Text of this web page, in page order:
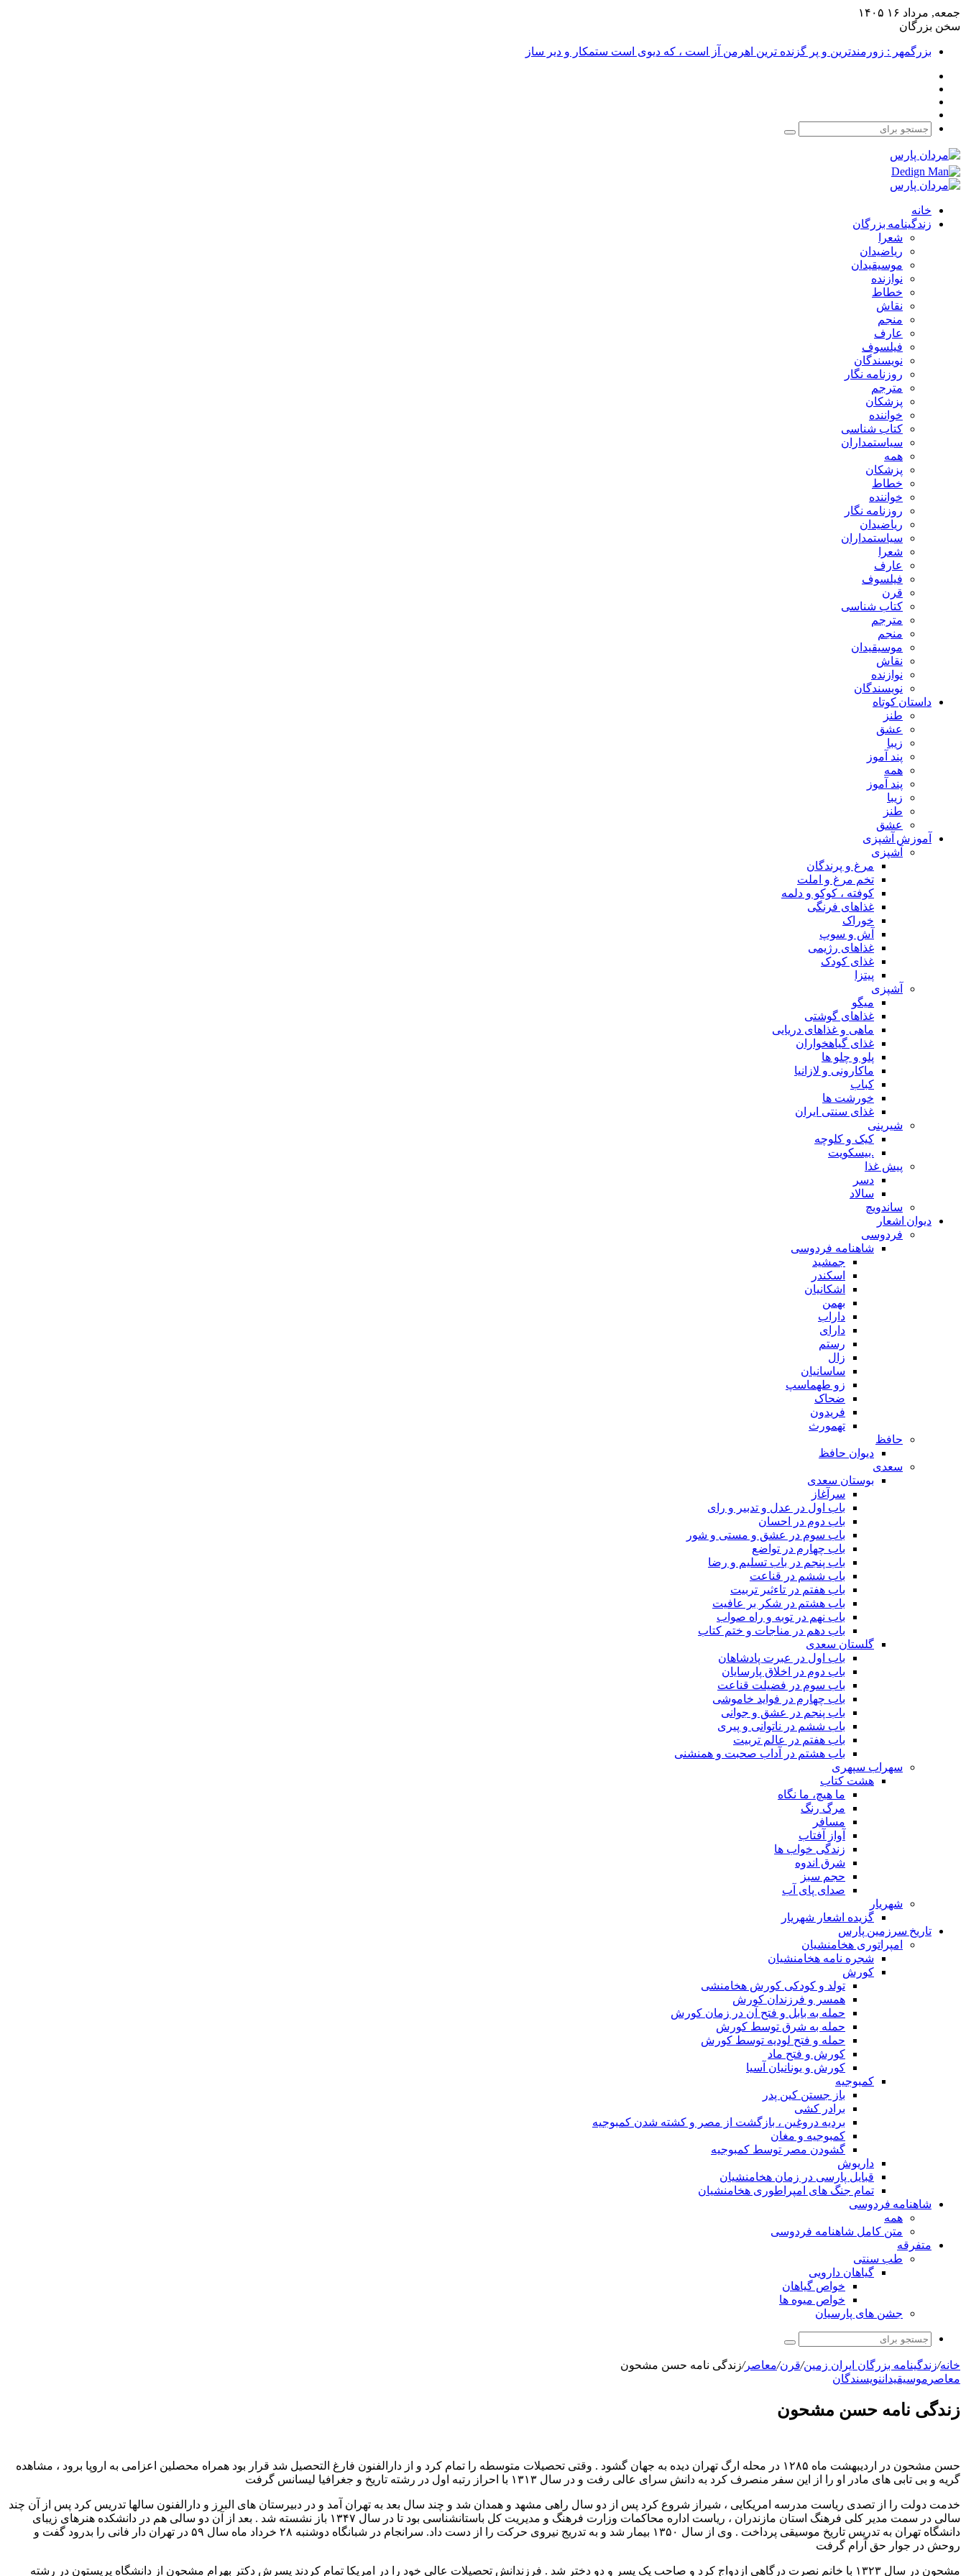
جمعه, مرداد ۱۶ ۱۴۰۵
سخن بزرگان
بزرگمهر : زورمندترین و پر گزنده ترین اهرمن آز است ، که دیوی است ستمکار و دیر ساز
جستجو
خانه
زندگینامه بزرگان
شعرا
ریاضیدان
موسیقیدان
نوازنده
خطاط
نقاش
منجم
عارف
فیلسوف
نویسندگان
روزنامه نگار
مترجم
پزشکان
خواننده
کتاب شناسی
سیاستمداران
همه
پزشکان
خطاط
خواننده
روزنامه نگار
ریاضیدان
سیاستمداران
شعرا
عارف
فیلسوف
قرن
کتاب شناسی
مترجم
منجم
موسیقیدان
نقاش
نوازنده
نویسندگان
داستان کوتاه
طنز
عشق
زیبا
پند آموز
همه
پند آموز
زیبا
طنز
عشق
آموزش آشپزی
آشپزی
مرغ و پرندگان
تخم مرغ و املت
کوفته ، کوکو و دلمه
غذاهای فرنگی
خوراک
آش و سوپ
غذاهای رژیمی
غذای کودک
پیتزا
آشپزی
میگو
غذاهای گوشتی
ماهی و غذاهای دریایی
غذای گیاهخواران
پلو و چلو ها
ماکارونی و لازانیا
کباب
خورشت ها
غذای سنتی ایران
شیرینی
کیک و کلوچه
.بیسکویت
پیش غذا
دسر
سالاد
ساندویچ
دیوان اشعار
فردوسی
شاهنامه فردوسی
جمشید
اسکندر
اشکانیان
بهمن
داراب
دارای
رستم
زال
ساسانیان
زو طهماسپ‏
ضحاک
فریدون
تهمورث
حافظ
دیوان حافظ
سعدی
بوستان سعدی
سرآغاز
باب اول در عدل و تدبیر و رای
باب دوم در احسان
باب سوم در عشق و مستی و شور
باب چهارم در تواضع
باب پنجم در باب تسلیم و رضا
باب ششم در قناعت
باب هفتم در تاءثیر تربیت
باب هشتم در شکر بر عافیت
باب نهم در توبه و راه صواب
باب دهم در مناجات و ختم کتاب
گلستان سعدی
باب اول در عبرت پادشاهان
باب دوم در اخلاق پارسایان
باب سوم در فضیلت قناعت
باب چهارم در فواید خاموشى
باب پنجم در عشق و جوانى
باب ششم در ناتوانى و پیرى
باب هفتم در عالم تربیت
باب هشتم در آداب صحبت و همنشنى
سهراب سپهری
هشت کتاب
ما هیچ، ما نگاه
مرگ رنگ
مسافر
آواز آفتاب
زندگی خواب ها
شرق اندوه
حجم سبز
صدای پای آب
شهریار
گزیده اشعار شهریار
تاریخ سرزمین پارس
امپراتوری هخامنشیان
شجره نامه هخامنشیان
کورش
تولد و کودکی کورش هخامنشی
همسر و فرزندان کورش
حمله به بابل و فتح آن در زمان کورش
حمله به شرق توسط کورش
حمله و فتح لودیه توسط کورش
کورش و فتح ماد
کورش و یونانیان آسیا
کمبوجیه
باز جستن کین پدر
برادر کشی
بردیه دروغین ، بازگشت از مصر و کشته شدن کمبوجیه
کمبوجیه و مغان
گشودن مصر توسط کمبوجیه
داریوش
قبایل پارسی در زمان هخامنشیان
تمام جنگ های امپراطوری هخامنشیان
شاهنامه فردوسی
همه
متن کامل شاهنامه فردوسی
متفرقه
طب سنتی
گیاهان دارویی
خواص گیاهان
خواص میوه ها
جشن های پارسیان
جستجو
خانه/زندگینامه بزرگان ایران زمین/قرن/معاصر/زندگی نامه حسن مشحون
معاصر موسیقیداننویسندگان
زندگی نامه حسن مشحون
حسن مشحون در اردیبهشت ماه ۱۲۸۵ در محله ارگ تهران دیده به جهان گشود . وقتی تحصیلات متوسطه را تمام کرد و از دارالفنون فارغ التحصیل شد قرار بود همراه محصلین اعزامی به اروپا برود ، مشاهده
گریه و بی تابی های مادر او را از این سفر منصرف کرد به دانش سرای عالی رفت و در سال ۱۳۱۳ با احراز رتبه اول در رشته تاریخ و جغرافیا لیسانس گرفت
خدمت دولت را از تصدی ریاست مدرسه امریکایی ، شیراز شروع کرد پس از دو سال راهی مشهد و همدان شد و چند سال بعد به تهران آمد و در دبیرستان های البرز و دارالفنون سالها تدریس کرد پس از آن چند
سالی در سمت مدیر کلی فرهنگ استان مازندران ، ریاست اداره محاکمات وزارت فرهنگ و مدیریت کل باستانشناسی بود تا در سال ۱۳۴۷ باز نشسته شد . بعد از آن دو سالی هم در دانشکده هنرهای زیبای
دانشگاه تهران به تدریس تاریخ موسیقی پرداخت . وی از سال ۱۳۵۰ بیمار شد و به تدریج نیروی حرکت را از دست داد. سرانجام در شبانگاه دوشنبه ۲۸ خرداد ماه سال ۵۹ در تهران دار فانی را بدرود گفت و
روحش در جوار حق آرام گرفت
مشحون در سال ۱۳۲۳ با خانم نصرت درگاهی ازدواج کرد و صاحب یک پسر و دو دختر شد . فرزندانش تحصیلات عالی خود را در امریکا تمام کردند پسرش دکتر بهرام مشحون از دانشگاه پریستون در رشته